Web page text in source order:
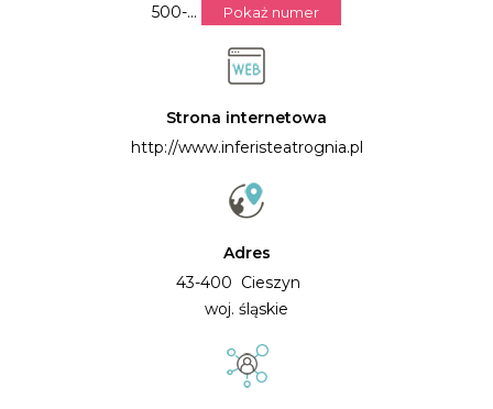
500-...
Pokaż numer
Strona internetowa
http://www.inferisteatrognia.pl
Adres
43-400 Cieszyn
woj. śląskie